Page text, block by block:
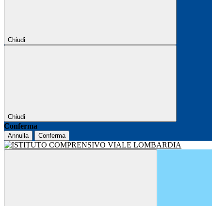
Chiudi
Chiudi
Conferma
Annulla Conferma